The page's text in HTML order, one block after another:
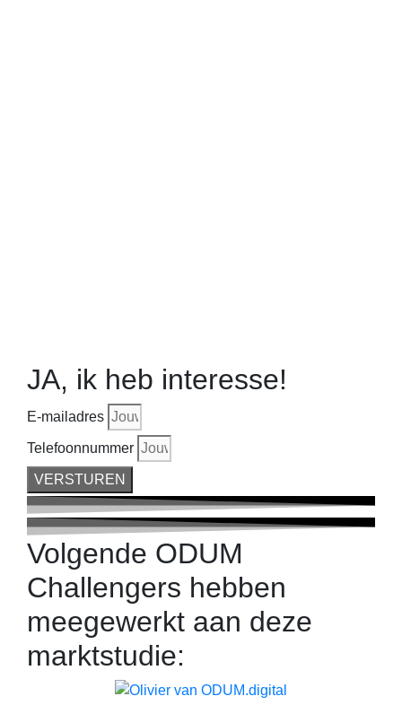
JA, ik heb interesse!
E-mailadres
Telefoonnummer
VERSTUREN
Volgende ODUM
Challengers hebben
meegewerkt aan deze
marktstudie: